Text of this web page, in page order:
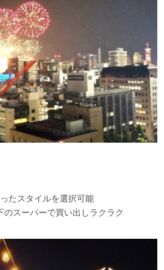
たスタイルを選択可能
のスーパーで買い出しラクラク